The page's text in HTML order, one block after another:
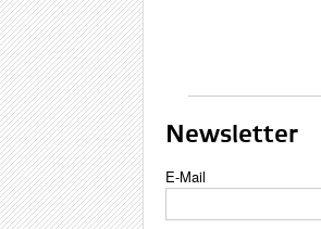
Newsletter
E-Mail